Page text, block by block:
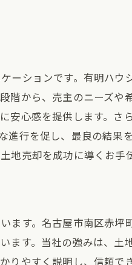
ーションです。有明ハ
から、売主のニーズ
心感を提供します。
行を促し、最良の結果
売却を成功に導くお手
す。名古屋市南区赤
す。当社の強みは、
りやすく説明し、信頼